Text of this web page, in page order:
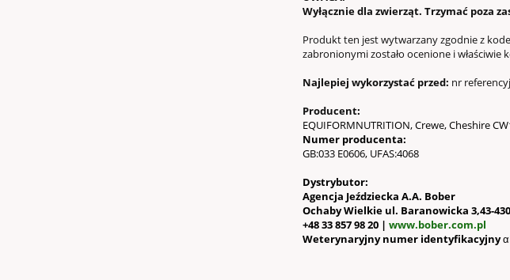
Wyłącznie dla zwierząt. Trzymać poza
Produkt ten jest wytwarzany zgodnie z
zabronionymi zostało ocenione iwłaściwie
Najlepiej wykorzystać przed: nr
Producent:
EQUIFORMNUTRITION, Crewe, Cheshire
Numer producenta:
GB:033 E0606, UFAS:4068
Dystrybutor:
Agencja Jeździecka A.A. Bober
Ochaby Wielkie ul. Baranowicka 3,43-
+48 33 857 98 20 | www.bober.com.pl
Weterynaryjny numer identyfikacyjny